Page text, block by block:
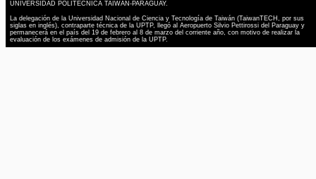
UNIVERSIDAD POLITÉCNICA TAIWÁN-PARAGUAY.
La delegación de la Universidad Nacional de Ciencia y Tecnología de Taiwán (TaiwanTECH, por sus
siglas en inglés), contraparte técnica de la UPTP, llegó al Aeropuerto Silvio Pettirossi del Paraguay y
permanecerá en el país del 19 de febrero al 8 de marzo del corriente año, con motivo de realizar la
evaluación de los exámenes de admisión de la UPTP.